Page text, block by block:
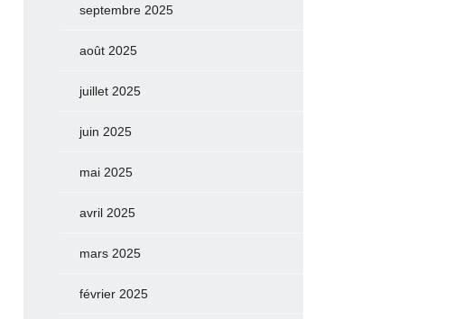
septembre 2025
août 2025
juillet 2025
juin 2025
mai 2025
avril 2025
mars 2025
février 2025